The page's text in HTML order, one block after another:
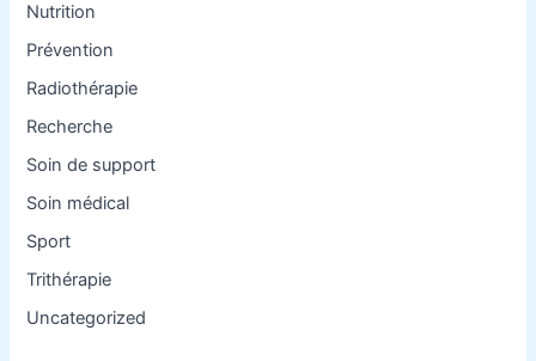
Nutrition
Prévention
Radiothérapie
Recherche
Soin de support
Soin médical
Sport
Trithérapie
Uncategorized